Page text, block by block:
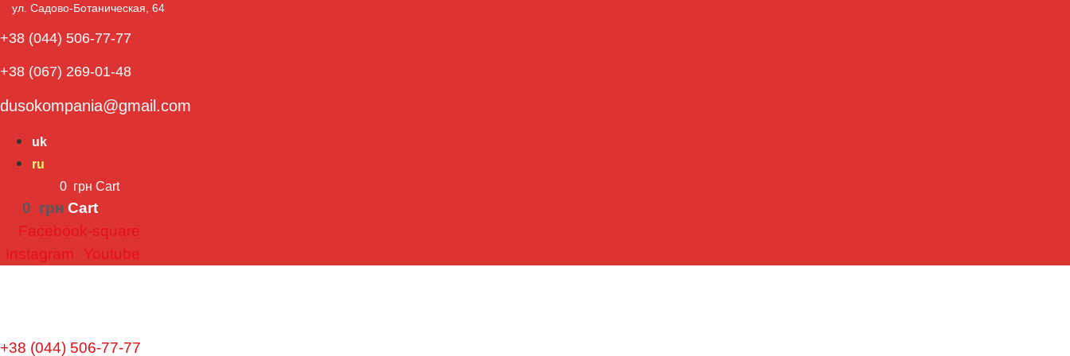
ул. Садово-Ботаническая, 64​
+38 (044) 506-77-77
+38 (067) 269-01-48
dusokompania@gmail.com
uk
ru
0 грн Cart
0 грн Cart
Facebook-square
Instagram
Youtube
+38 (044) 506-77-77